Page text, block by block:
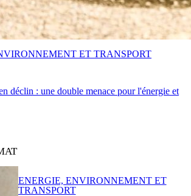
déclin : une double menace pour l'énergie et
ET TRANSPORT
ENERGIE, ENVIRONNEMENT ET
TRANSPORT